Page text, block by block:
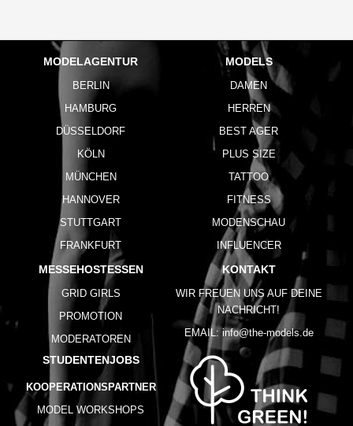
MODELAGENTUR
BERLIN
HAMBURG
DÜSSELDORF
KÖLN
MÜNCHEN
HANNOVER
STUTTGART
FRANKFURT
MODELS
DAMEN
HERREN
BEST AGER
PLUS SIZE
TATTOO
FITNESS
MODENSCHAU
INFLUENCER
MESSEHOSTESSEN
GRID GIRLS
PROMOTION
MODERATOREN
STUDENTENJOBS
KOOPERATIONSPARTNER
MODEL WORKSHOPS
KONTAKT
WIR FREUEN UNS AUF DEINE
NACHRICHT!
EMAIL: info@the-models.de